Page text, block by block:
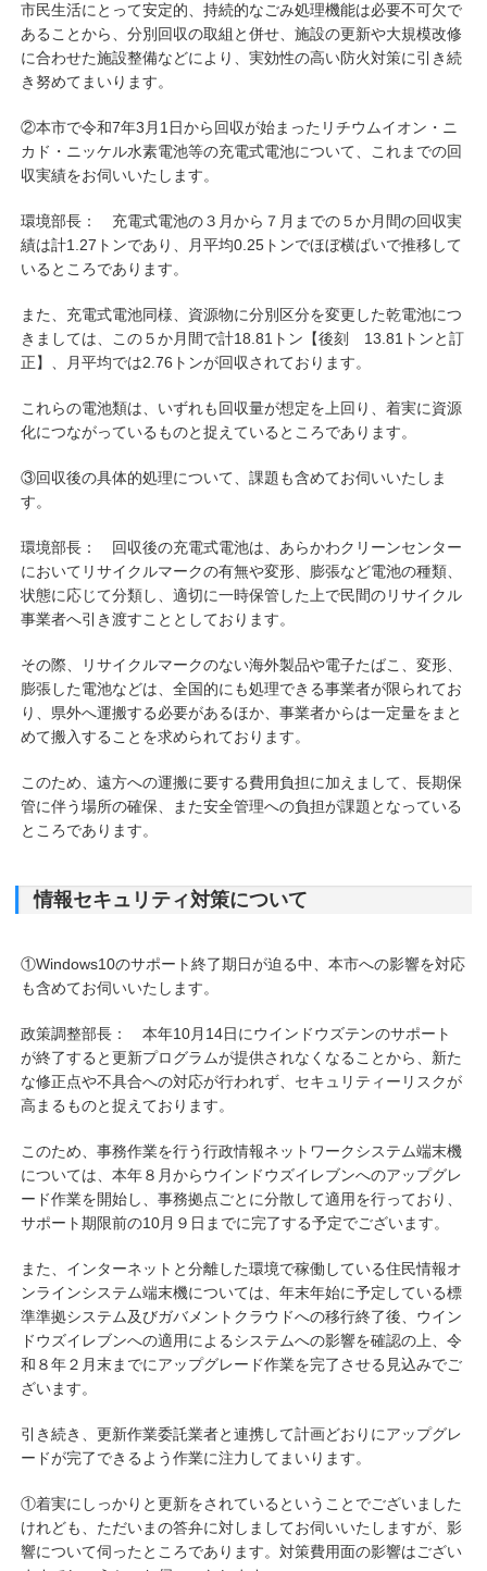
市民生活にとって安定的、持続的なごみ処理機能は必要不可欠で
あることから、分別回収の取組と併せ、施設の更新や大規模改修
に合わせた施設整備などにより、実効性の高い防火対策に引き続
き努めてまいります。
②本市で令和7年3月1日から回収が始まったリチウムイオン・ニ
カド・ニッケル水素電池等の充電式電池について、これまでの回
収実績をお伺いいたします。
環境部長： 充電式電池の３月から７月までの５か月間の回収実
績は計1.27トンであり、月平均0.25トンでほぼ横ばいで推移して
いるところであります。
また、充電式電池同様、資源物に分別区分を変更した乾電池につ
きましては、この５か月間で計18.81トン【後刻 13.81トンと訂
正】、月平均では2.76トンが回収されております。
これらの電池類は、いずれも回収量が想定を上回り、着実に資源
化につながっているものと捉えているところであります。
③回収後の具体的処理について、課題も含めてお伺いいたしま
す。
環境部長： 回収後の充電式電池は、あらかわクリーンセンター
においてリサイクルマークの有無や変形、膨張など電池の種類、
状態に応じて分類し、適切に一時保管した上で民間のリサイクル
事業者へ引き渡すこととしております。
その際、リサイクルマークのない海外製品や電子たばこ、変形、
膨張した電池などは、全国的にも処理できる事業者が限られてお
り、県外へ運搬する必要があるほか、事業者からは一定量をまと
めて搬入することを求められております。
このため、遠方への運搬に要する費用負担に加えまして、長期保
管に伴う場所の確保、また安全管理への負担が課題となっている
ところであります。
情報セキュリティ対策について
①Windows10のサポート終了期日が迫る中、本市への影響を対応
も含めてお伺いいたします。
政策調整部長： 本年10月14日にウインドウズテンのサポート
が終了すると更新プログラムが提供されなくなることから、新た
な修正点や不具合への対応が行われず、セキュリティーリスクが
高まるものと捉えております。
このため、事務作業を行う行政情報ネットワークシステム端末機
については、本年８月からウインドウズイレブンへのアップグレ
ード作業を開始し、事務拠点ごとに分散して適用を行っており、
サポート期限前の10月９日までに完了する予定でございます。
また、インターネットと分離した環境で稼働している住民情報オ
ンラインシステム端末機については、年末年始に予定している標
準準拠システム及びガバメントクラウドへの移行終了後、ウイン
ドウズイレブンへの適用によるシステムへの影響を確認の上、令
和８年２月末までにアップグレード作業を完了させる見込みでご
ざいます。
引き続き、更新作業委託業者と連携して計画どおりにアップグレ
ードが完了できるよう作業に注力してまいります。
①着実にしっかりと更新をされているということでございました
けれども、ただいまの答弁に対しましてお伺いいたしますが、影
響について伺ったところであります。対策費用面の影響はござい